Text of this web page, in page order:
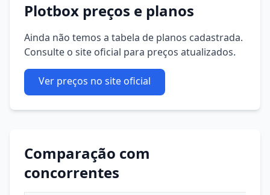
Plotbox preços e planos
Ainda não temos a tabela de planos cadastrada.
Consulte o site oficial para preços atualizados.
Ver preços no site oficial
Comparação com
concorrentes